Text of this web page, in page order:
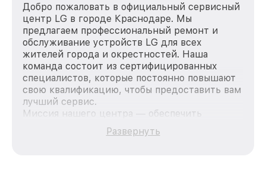
Добро пожаловать в официальный сервисный
центр LG в городе Краснодаре. Мы
предлагаем профессиональный ремонт и
обслуживание устройств LG для всех
жителей города и окрестностей. Наша
команда состоит из сертифицированных
специалистов, которые постоянно повышают
свою квалификацию, чтобы предоставить вам
лучший сервис.
Миссия нашего центра — обеспечить
качественный и доступный ремонт для
каждого пользователя продукции LG, вне
Развернуть